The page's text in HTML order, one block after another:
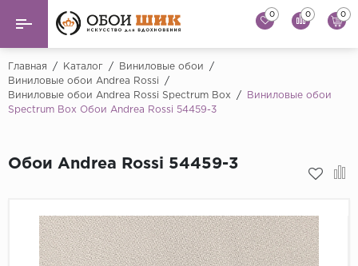
Назад
Виниловые обои ...
Artsimple
Bernardo
Cristiana Masi
Флоковые обои
Обои панно
0 0 0
Главная / Каталог / Виниловые обои
/
Виниловые обои Andrea Rossi
/
Виниловые обои Andrea Rossi Spectrum Box
/
Виниловые обои
Spectrum Box Обои Andrea Rossi 54459-3
Обои Andrea Rossi 54459-3